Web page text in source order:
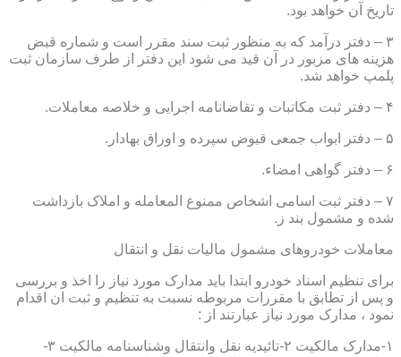
تاریخ آن خواهد بود.
۳ – دفتر درآمد که به منظور ثبت سند مقرر است و شماره قبض
هزینه های مزبور در آن قید می شود این دفتر از طرف سازمان ثبت
پلمپ خواهد شد.
۴ – دفتر ثبت مکاتبات و تقاضانامه اجرایی و خلاصه معاملات.
۵ – دفتر ابواب جمعی قبوض سپرده و اوراق بهادار.
۶ – دفتر گواهی امضاء.
۷ – دفتر ثبت اسامی اشخاص ممنوع المعامله و املاک بازداشت
شده و مشمول بند ز.
معاملات خودروهای مشمول مالیات نقل و انتقال
برای تنظیم اسناد خودرو ابتدا باید مدارک مورد نیاز را اخذ و بررسی
و پس از تطابق با مقررات مربوطه نسبت به تنظیم و ثبت ان اقدام
نمود ، مدارک مورد نیاز عبارتند از :
۱-مدارک مالکیت ۲-تائیدیه نقل وانتقال وشناسنامه مالکیت ۳-